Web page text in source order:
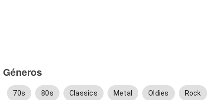
Géneros
70s 80s Classics Metal Oldies Rock